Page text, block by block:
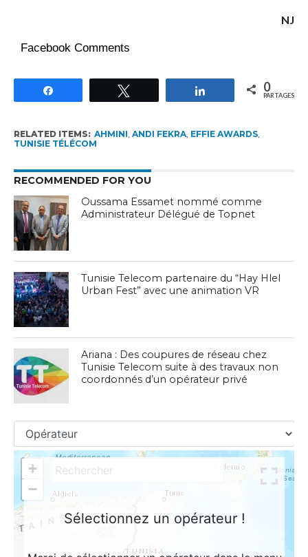
NJ
Facebook Comments
Partagez 0
PARTAGES
RELATED ITEMS: AHMINI ANDI FEKRA, EFFIE AWARDS,
TUNISIE TÉLÉCOM
RECOMMENDED FOR YOU
Oussama Essamet nommé comme
Administrateur Délégué de Topnet
Tunisie Telecom partenaire du “Hay Hlel
Urban Fest” avec une animation VR
Ariana : Des coupures de réseau chez
Tunisie Telecom suite à des travaux non
coordonnés d’un opérateur privé